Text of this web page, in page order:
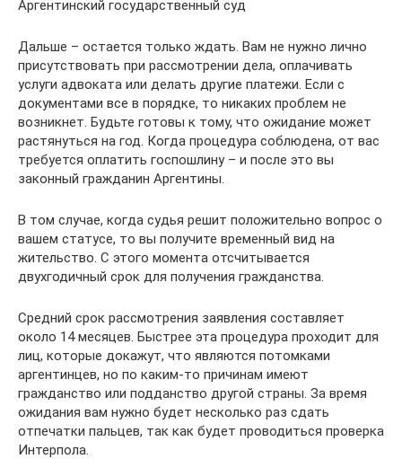
Аргентинский государственный суд
Дальше – остается только ждать. Вам не нужно лично
присутствовать при рассмотрении дела, оплачивать
услуги адвоката или делать другие платежи. Если с
документами все в порядке, то никаких проблем не
возникнет. Будьте готовы к тому, что ожидание может
растянуться на год. Когда процедура соблюдена, от вас
требуется оплатить госпошлину – и после это вы
законный гражданин Аргентины.
В том случае, когда судья решит положительно вопрос о
вашем статусе, то вы получите временный вид на
жительство. С этого момента отсчитывается
двухгодичный срок для получения гражданства.
Средний срок рассмотрения заявления составляет
около 14 месяцев. Быстрее эта процедура проходит для
лиц, которые докажут, что являются потомками
аргентинцев, но по каким-то причинам имеют
гражданство или подданство другой страны. За время
ожидания вам нужно будет несколько раз сдать
отпечатки пальцев, так как будет проводиться проверка
Интерпола.